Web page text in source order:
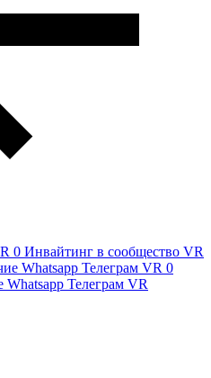
Инвайтинг в сообщество VR
Телеграм VR